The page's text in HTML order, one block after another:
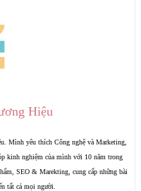
Hiệu
Mình yêu thích Công nghệ và Marketing,
kinh nghiệm của mình với 10 năm trong
SEO & Marekting, cung cấp những bài
tất cả mọi người.